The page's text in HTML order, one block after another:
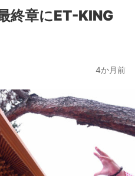
終章にET-KING
4か月前